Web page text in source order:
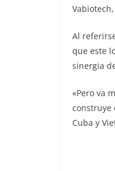
Al
que este
sinergia
«Pero va
construye
Cuba y